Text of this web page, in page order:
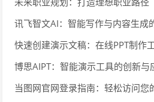
讯飞智文AI：智能写作与内容生成
快速创建演示文稿：在线PPT制作
博思AIPT：智能演示工具的创新与
当图网官网登录指南：轻松访问您